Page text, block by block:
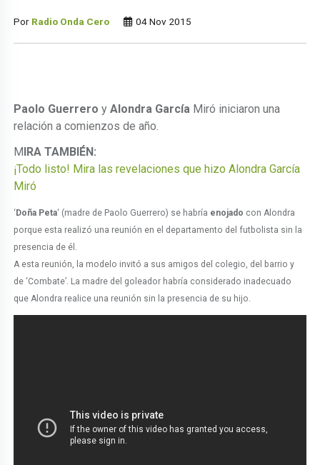
Por Radio Onda Cero 04 Nov 2015
Paolo Guerrero yAlondra García Miró iniciaron una
relación a comienzos de año.
MIRA TAMBIÉN:
¡Todo listo! Mira las revelaciones que hizo Alondra García
Miró
‘Doña Peta‘ (madre de Paolo Guerrero) se habría enojado con Alondra
porque esta realizó una reunión en el departamento del futbolista sin la
presencia de él.
A esta reunión, la modelo invitó a sus amigos del colegio, del barrio y
de ‘Combate’. La madre del goleador habría considerado inadecuado
que Alondra realice una reunión sin la presencia de su hijo.